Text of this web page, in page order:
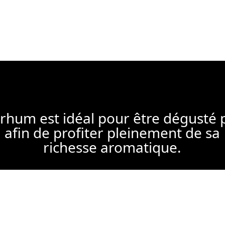
est idéal pour être dégusté
afin de profiter pleinement de sa
richesse aromatique.